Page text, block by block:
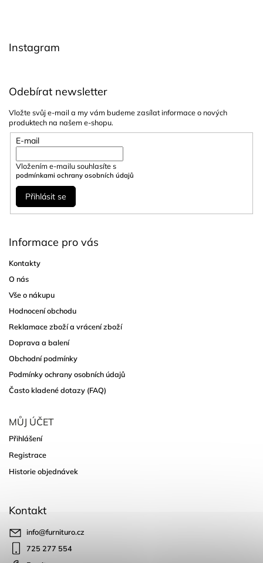
Instagram
Odebírat newsletter
Vložte svůj e-mail a my vám budeme zasílat informace o nových
produktech na našem e-shopu.
E-mail
Vložením e-mailu souhlasíte s
podmínkami ochrany osobních údajů
Přihlásit se
Informace pro vás
Kontakty
O nás
Vše o nákupu
Hodnocení obchodu
Reklamace zboží a vrácení zboží
Doprava a balení
Obchodní podmínky
Podmínky ochrany osobních údajů
Často kladené dotazy (FAQ)
MŮJ ÚČET
Přihlášení
Registrace
Historie objednávek
Kontakt
info@furnituro.cz
725 277 554